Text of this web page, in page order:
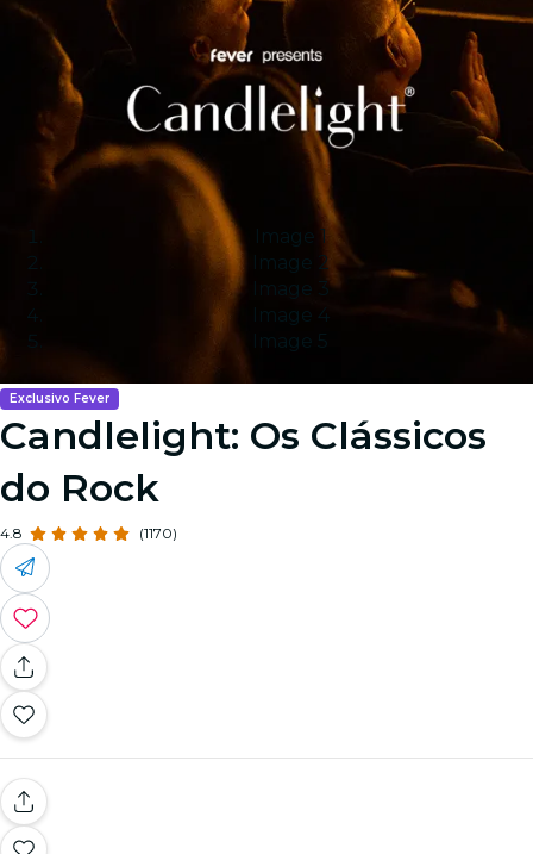
Image 1
Image 2
Image 3
Image 4
Image 5
Exclusivo Fever
Candlelight: Os Clássicos
do Rock
4.8 (1170)